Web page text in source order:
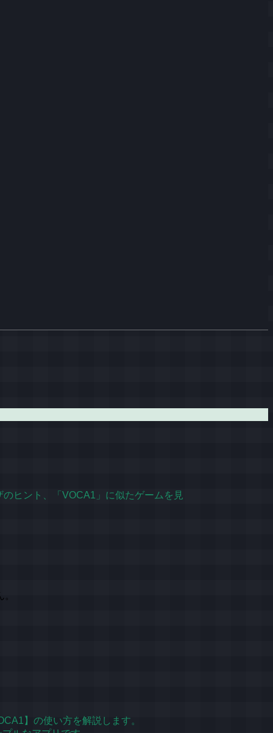
ヒント、「VOCA1」に似たゲームを見
】の使い方を解説します。